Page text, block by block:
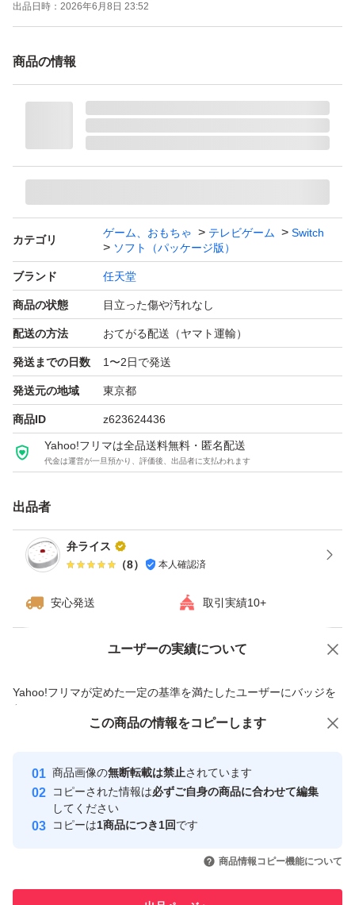
出品日時： 2026年6月8日 23:52
商品の情報
カテゴリ
ゲーム、おもちゃ テレビゲーム
Switch
ソフト（パッケージ版）
ブランド 任天堂
商品の状態 目立った傷や汚れなし
配送の方法 おてがる配送（ヤマト運輸）
発送までの日数 1〜2日で発送
発送元の地域 東京都
商品ID z623624436
Yahoo!フリマは全品送料無料・匿名配送
代金は運営が一旦預かり、評価後、出品者に支払われます
出品者
弁ライス
（8） 本人確認済
安心発送 取引実績10+
ユーザーの実績について
Yahoo!フリマが定めた一定の基準を満たしたユーザーにバッジを
付与しています
安心取引出品者
心・安全なユーザーです
取引実績
引を完了させた実績があります
価格の相談 商品への質問
この商品の情報をコピーします
商品画像の無断転載は禁止されています
コピーされた情報は必ずご自身の商品に合わせて編集
してください
コピーは1商品につき1回です
商品情報コピー機能について
この商品をみている人にオススメ